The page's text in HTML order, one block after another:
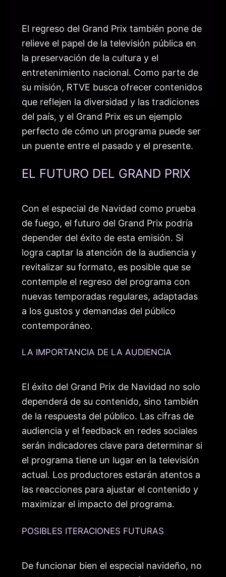
El regreso del Grand Prix también pone de
relieve el papel de la televisión pública en
la preservación de la cultura y el
entretenimiento nacional. Como parte de
su misión, RTVE busca ofrecer contenidos
que reflejen la diversidad y las tradiciones
del país, y el Grand Prix es un ejemplo
perfecto de cómo un programa puede ser
un puente entre el pasado y el presente.
EL FUTURO DEL GRAND PRIX
Con el especial de Navidad como prueba
de fuego, el futuro del Grand Prix podría
depender del éxito de esta emisión. Si
logra captar la atención de la audiencia y
revitalizar su formato, es posible que se
contemple el regreso del programa con
nuevas temporadas regulares, adaptadas
a los gustos y demandas del público
contemporáneo.
LA IMPORTANCIA DE LA AUDIENCIA
El éxito del Grand Prix de Navidad no solo
dependerá de su contenido, sino también
de la respuesta del público. Las cifras de
audiencia y el feedback en redes sociales
serán indicadores clave para determinar si
el programa tiene un lugar en la televisión
actual. Los productores estarán atentos a
las reacciones para ajustar el contenido y
maximizar el impacto del programa.
POSIBLES ITERACIONES FUTURAS
De funcionar bien el especial navideño, no